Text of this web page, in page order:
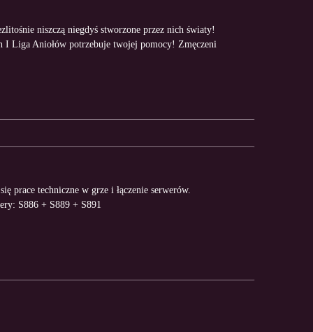
niszczą niegdyś stworzone przez nich światy!
Liga Aniołów potrzebuje twojej pomocy! Zmęczeni
prace techniczne w grze i łączenie serwerów.
S886 + S889 + S891